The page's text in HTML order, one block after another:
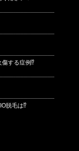
する症例⁉
脱毛は⁉